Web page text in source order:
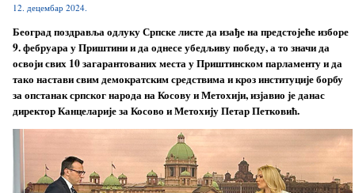
12. децембар 2024.
Београд поздравља одлуку Српске листе да изађе на предстојеће изборе
9. фебруара у Приштини и да однесе убедљиву победу, а то значи да
освоји свих 10 загарантованих места у Приштинском парламенту и да
тако настави свим демократским средствима и кроз институције борбу
за опстанак српског народа на Косову и Метохији, изјавио је данас
директор Канцеларије за Косово и Метохију Петар Петковић.